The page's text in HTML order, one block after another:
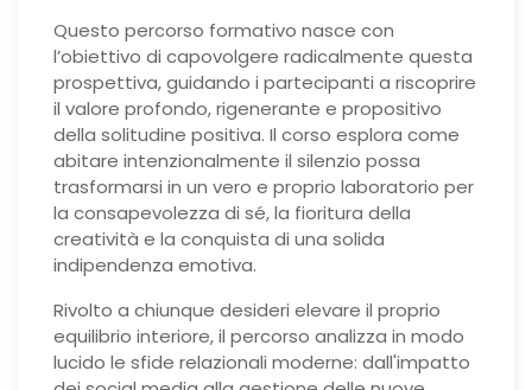
Questo percorso formativo nasce con
l’obiettivo di capovolgere radicalmente questa
prospettiva, guidando i partecipanti a riscoprire
il valore profondo, rigenerante e propositivo
della solitudine positiva. Il corso esplora come
abitare intenzionalmente il silenzio possa
trasformarsi in un vero e proprio laboratorio per
la consapevolezza di sé, la fioritura della
creatività e la conquista di una solida
indipendenza emotiva.
Rivolto a chiunque desideri elevare il proprio
equilibrio interiore, il percorso analizza in modo
lucido le sfide relazionali moderne: dall'impatto